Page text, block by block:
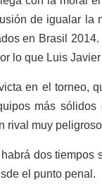
de igualar la
en Brasil
lo que Luis
en el torneo,
más sólidos
rival muy
dos tiempos
el punto penal.